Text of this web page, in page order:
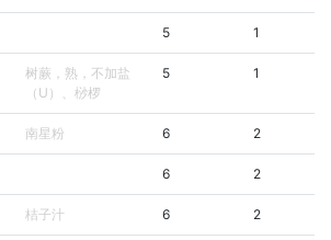
5 1
树蕨，熟，不加盐
（U）、桫椤
5 1
南星粉 6 2
6 2
桔子汁 6 2